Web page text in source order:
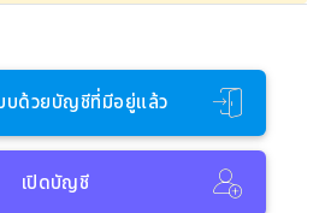
บบด้วยบัญชีที่มีอยู่แล้ว
เปิดบัญชี